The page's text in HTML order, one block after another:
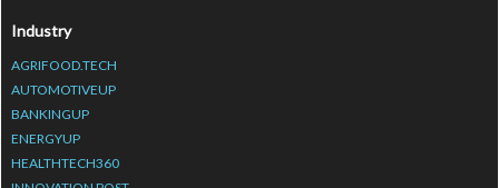
Industry
AGRIFOOD.TECH
AUTOMOTIVEUP
BANKINGUP
ENERGYUP
HEALTHTECH360